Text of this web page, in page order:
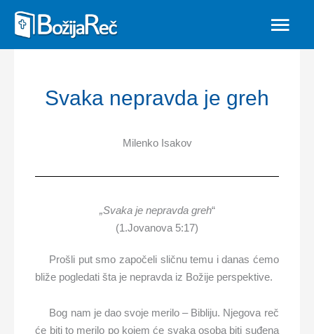
Svaka nepravda je greh
Milenko Isakov
„Svaka je nepravda greh“
(1.Jovanova 5:17)
Prošli put smo započeli sličnu temu i danas ćemo
bliže pogledati šta je nepravda iz Božije perspektive.
Bog nam je dao svoje merilo – Bibliju. Njegova reč
će biti to merilo po kojem će svaka osoba biti suđena